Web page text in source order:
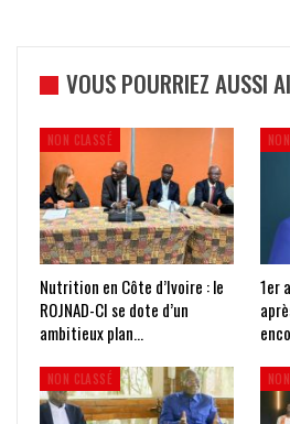
VOUS POURRIEZ AUSSI
NON CLASSÉ
Nutrition en Côte d’Ivoire : le
ROJNAD-CI se dote d’un
ambitieux plan…
1er
NON CLASSÉ